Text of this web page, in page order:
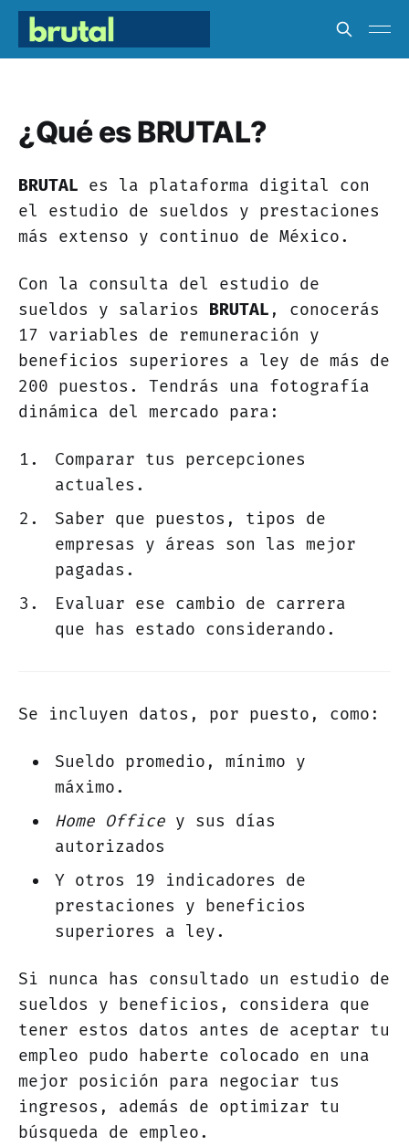
¿Qué es BRUTAL?
BRUTAL es la plataforma digital con
el estudio de sueldos y prestaciones
más extenso y continuo de México.
Con la consulta del estudio de
sueldos y salarios BRUTAL , conocerás
17 variables de remuneración y
beneficios superiores a ley de más de
200 puestos. Tendrás una fotografía
dinámica del mercado para:
Comparar tus percepciones
actuales.
Saber que puestos, tipos de
empresas y áreas son las mejor
pagadas.
Evaluar ese cambio de carrera
que has estado considerando.
Se incluyen datos, por puesto, como:
Sueldo promedio, mínimo y
máximo.
Home Office y sus días
autorizados
Y otros 19 indicadores de
prestaciones y beneficios
superiores a ley.
Si nunca has consultado un estudio de
sueldos y beneficios, considera que
tener estos datos antes de aceptar tu
empleo pudo haberte colocado en una
mejor posición para negociar tus
ingresos, además de optimizar tu
búsqueda de empleo.